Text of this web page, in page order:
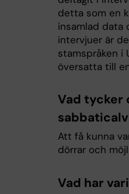
detta som en
insamlad data
intervjuer är
stamspråken i
översatta till
Vad tycker
Att få kunna
dörrar och
Vad har